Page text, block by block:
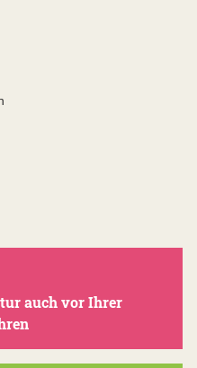
auch vor Ihrer